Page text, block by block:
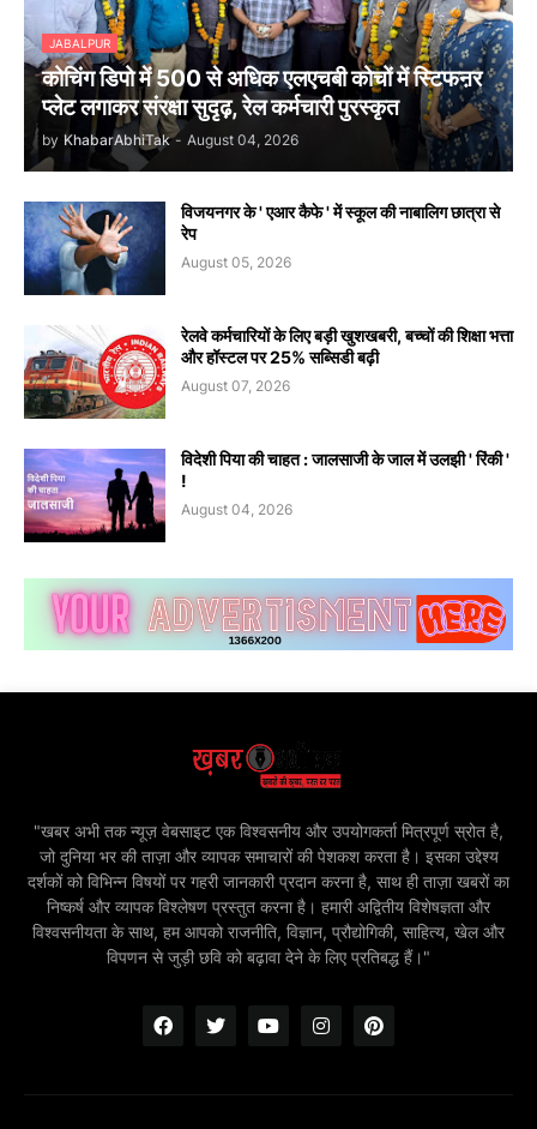
JABALPUR
कोचिंग डिपो में 500 से अधिक एलएचबी कोचों में स्टिफऩर
प्लेट लगाकर संरक्षा सुदृढ़, रेल कर्मचारी पुरस्कृत
by KhabarAbhiTak - August 04, 2026
विजयनगर के ' एआर कैफे ' में स्कूल की नाबालिग छात्रा से
रेप
August 05, 2026
रेलवे कर्मचारियों के लिए बड़ी खुशखबरी, बच्चों की शिक्षा भत्ता
और हॉस्टल पर 25% सब्सिडी बढ़ी
August 07, 2026
विदेशी पिया की चाहत : जालसाजी के जाल में उलझी ' रिंकी '
!
August 04, 2026
"खबर अभी तक न्यूज़ वेबसाइट एक विश्वसनीय और उपयोगकर्ता मित्रपूर्ण स्रोत है,
जो दुनिया भर की ताज़ा और व्यापक समाचारों की पेशकश करता है। इसका उद्देश्य
दर्शकों को विभिन्न विषयों पर गहरी जानकारी प्रदान करना है, साथ ही ताज़ा खबरों का
निष्कर्ष और व्यापक विश्लेषण प्रस्तुत करना है। हमारी अद्वितीय विशेषज्ञता और
विश्वसनीयता के साथ, हम आपको राजनीति, विज्ञान, प्रौद्योगिकी, साहित्य, खेल और
विपणन से जुड़ी छवि को बढ़ावा देने के लिए प्रतिबद्ध हैं।"